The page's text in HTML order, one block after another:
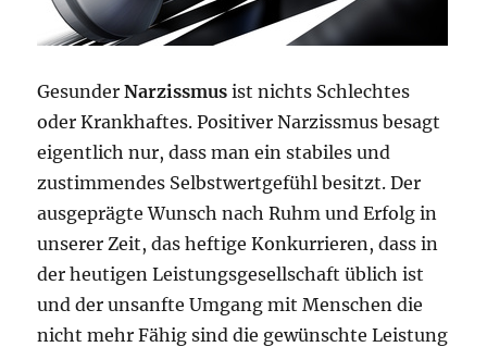
GesunderNarzissmus ist nichts Schlechtes
oder Krankhaftes. Positiver Narzissmus besagt
eigentlich nur, dass man ein stabiles und
zustimmendes Selbstwertgefühl besitzt. Der
ausgeprägte Wunsch nach Ruhm und Erfolg in
unserer Zeit, das heftige Konkurrieren, dass in
der heutigen Leistungsgesellschaft üblich ist
und der unsanfte Umgang mit Menschen die
nicht mehr Fähig sind die gewünschte Leistung